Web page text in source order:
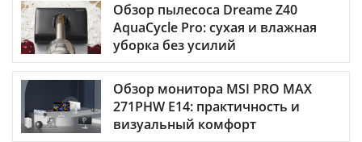
Обзор пылесоса Dreame Z40
AquaCycle Pro: сухая и влажная
уборка без усилий
Обзор монитора MSI PRO MAX
271PHW E14: практичность и
визуальный комфорт